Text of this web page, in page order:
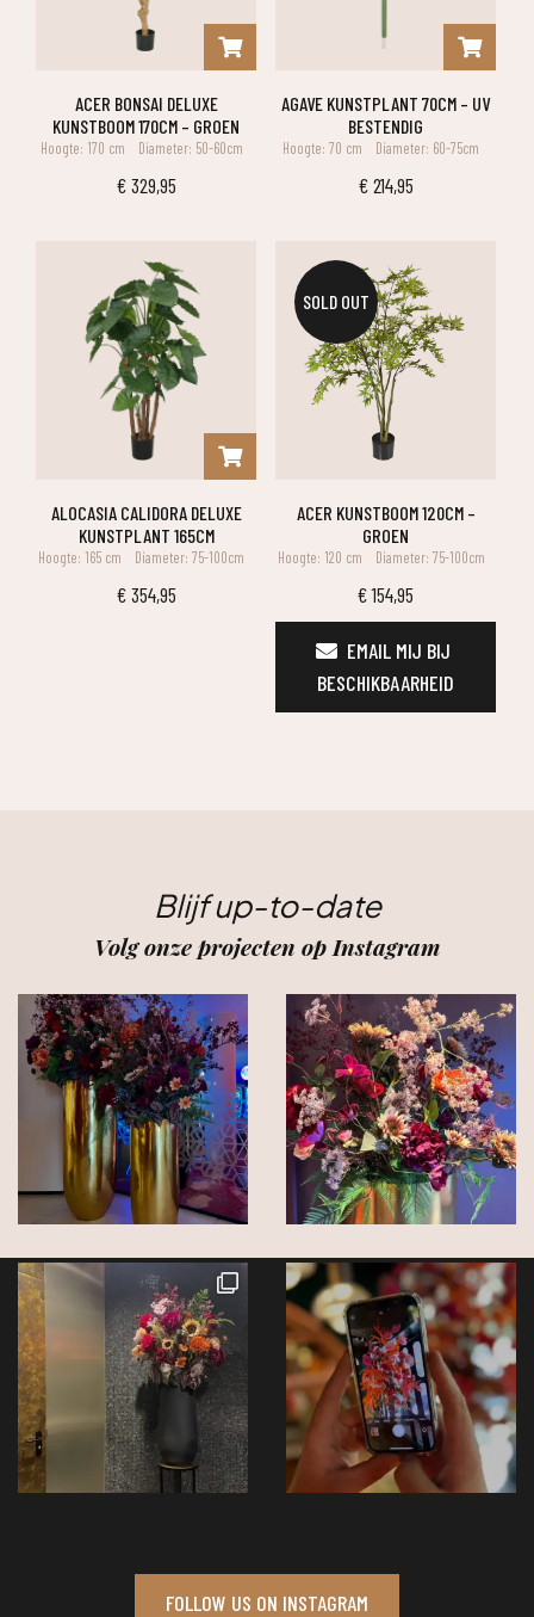
ACER BONSAI DELUXE
KUNSTBOOM 170CM – GROEN
Hoogte: 170 cm Diameter: 50-60cm
€ 329,95
AGAVE KUNSTPLANT 70CM – UV
BESTENDIG
Hoogte: 70 cm Diameter: 60-75cm
€ 214,95
ALOCASIA CALIDORA DELUXE
KUNSTPLANT 165CM
Hoogte: 165 cm Diameter: 75-100cm
€ 354,95
SOLD OUT
ACER KUNSTBOOM 120CM –
GROEN
Hoogte: 120 cm Diameter: 75-100cm
€154,95
EMAIL MIJ BIJ
BESCHIKBAARHEID
Blijf up-to-date
Volg onze projecten op Instagram
FOLLOW US ON INSTAGRAM